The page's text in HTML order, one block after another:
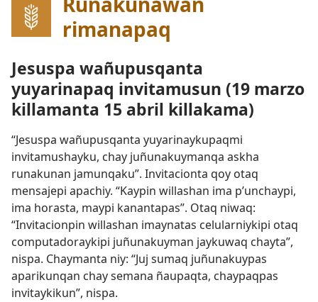
rimanapaq
Jesuspa wañupusqanta
yuyarinapaq invitamusun (19 marzo
killamanta 15 abril killakama)
“Jesuspa wañupusqanta yuyarinaykupaqmi
invitamushayku, chay juñunakuymanqa askha
runakunan jamunqaku”. Invitacionta qoy otaq
mensajepi apachiy. “Kaypin willashan ima p’unchaypi,
ima horasta, maypi kanantapas”. Otaq niwaq:
“Invitacionpin willashan imaynatas celularniykipi otaq
computadoraykipi juñunakuyman jaykuwaq chayta”,
nispa. Chaymanta niy: “Juj sumaq juñunakuypas
aparikunqan chay semana ñaupaqta, chaypaqpas
invitaykikun”, nispa.